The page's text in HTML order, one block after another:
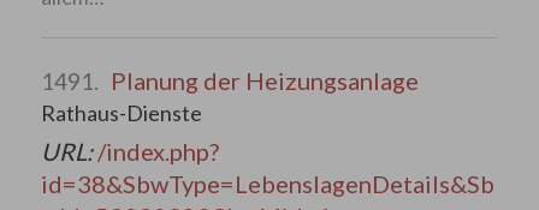
1491. Planung der Heizungsanlage
Rathaus-Dienste
URL:/index.php?
id=38&SbwType=LebenslagenDetails&Sb